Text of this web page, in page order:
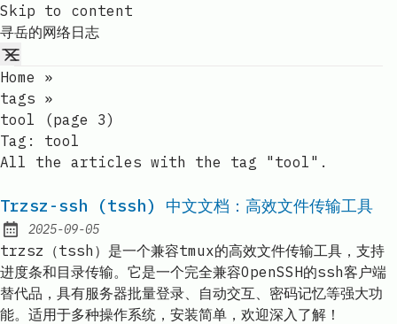
Skip to content
寻岳的网络日志
Home
»
tags »
tool (page 3)
Tag: tool
All the articles with the tag "tool".
Trzsz-ssh (tssh) 中文文档：高效文件传输工具
Published:
2025-09-05
trzsz（tssh）是一个兼容tmux的高效文件传输工具，支持
进度条和目录传输。它是一个完全兼容OpenSSH的ssh客户端
替代品，具有服务器批量登录、自动交互、密码记忆等强大功
能。适用于多种操作系统，安装简单，欢迎深入了解！